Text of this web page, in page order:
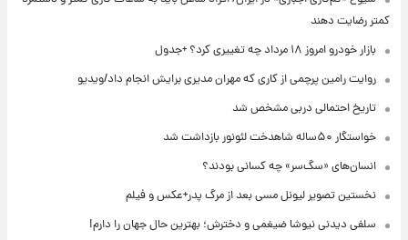
کمتر رضایت دهند
بازار خودرو امروز ۱۸ مرداد چه تغییری کرد؟ +جدول
روایت رامین پرچمی از کاری که مهران مدیری برایش انجام داد/ویدیو
تاریخ احتمالی دربی مشخص شد
خواستگار ۵۰ساله شاهدخت لئونور بازداشت شد
انسان‌های «سگ‌سر» چه کسانی بودند؟
نخستین تصویر لیونل مسی بعد از مرگ پدر+عکس و فیلم
سلفی دیدنی نیوشا ضیغمی و دخترش؛ بهترین حال جهان را دارم!